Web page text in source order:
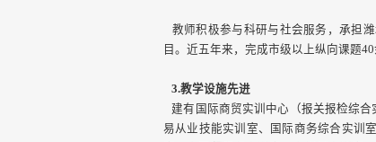
教师积极参与科研与社会服务，承担
目。近五年来，完成市级以上纵向课题
3.教学设施先进
建有国际商贸实训中心（报关报检综
易从业技能实训室、国际商务综合实训